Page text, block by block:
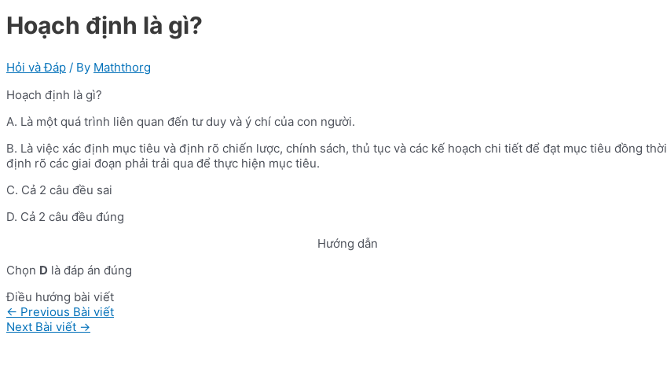
Hoạch định là gì?
Hỏi và Đáp / By Maththorg
Hoạch định là gì?
A. Là một quá trình liên quan đến tư duy và ý chí của con người.
B. Là việc xác định mục tiêu và định rõ chiến lược, chính sách, thủ tục và các kế hoạch chi tiết để đạt mục tiêu đồng thời
định rõ các giai đoạn phải trải qua để thực hiện mục tiêu.
C. Cả 2 câu đều sai
D. Cả 2 câu đều đúng
Hướng dẫn
Chọn D là đáp án đúng
Điều hướng bài viết
← Previous Bài viết
Next Bài viết →